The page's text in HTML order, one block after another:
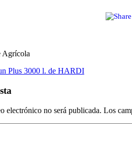
Agrícola
Plus 3000 l. de HARDI
electrónico no será publicada. Los